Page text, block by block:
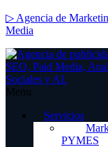
▷ Agencia de
Media
Menu
Servicios
PYMES